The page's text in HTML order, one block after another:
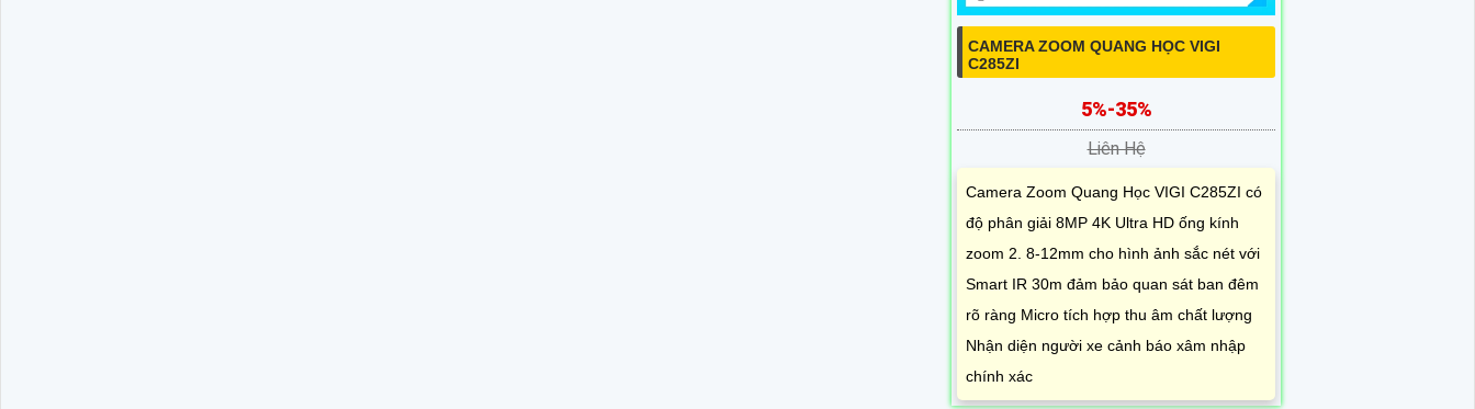
CAMERA ZOOM QUANG HỌC VIGI
C285ZI
5%-35%
Liên Hệ
Camera Zoom Quang Học VIGI C285ZI có
độ phân giải 8MP 4K Ultra HD ống kính
zoom 2. 8-12mm cho hình ảnh sắc nét với
Smart IR 30m đảm bảo quan sát ban đêm
rõ ràng Micro tích hợp thu âm chất lượng
Nhận diện người xe cảnh báo xâm nhập
chính xác